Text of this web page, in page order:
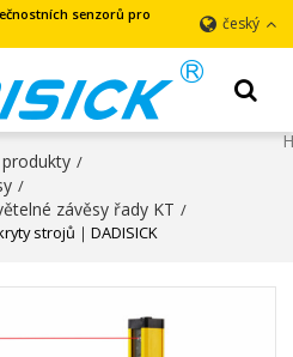
senzorů pro
český
/
/
závěsy řady KT /
strojů｜DADISICK